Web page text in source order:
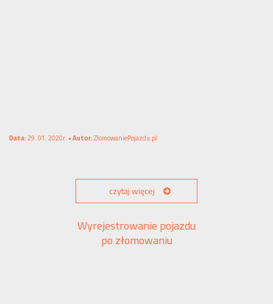
Data:29. 01. 2020r. •Autor:ZlomowaniePojazdu.pl
czytaj więcej
Wyrejestrowanie pojazdu
po złomowaniu